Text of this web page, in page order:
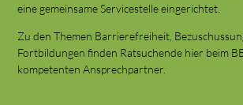
eine gemeinsame Servicestelle eingerichtet.
Zu den Themen Barrierefreiheit,
Fortbildungen finden Ratsuchende hier beim
kompetenten Ansprechpartner.